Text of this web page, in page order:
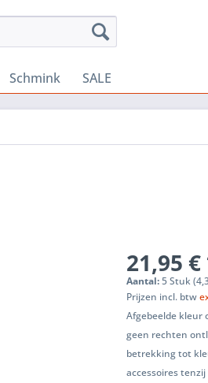
Schmink SALE
21,95
Aantal:5 Stuk
Prijzen incl. btw
Afgebeelde kleur
geen rechten
betrekking tot
accessoires